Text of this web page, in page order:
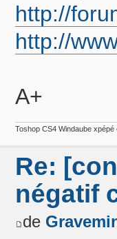
http://
http://
A+
Toshop CS4 Windaube
Re:
négatif
de